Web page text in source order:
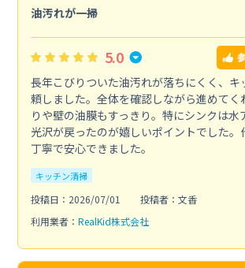
油汚れが一掃
5.0
長年こびりついた油汚れが落ちにくく、キ
頼しました。全体を確認しながら進めてく
りや壁の油膜もすっきり。特にシンクは水
光沢が戻ったのが嬉しいポイントでした。
丁寧で安心できました。
キッチン清掃
投稿日：2026/07/01
投稿者：文香
利用業者： RealKid株式会社